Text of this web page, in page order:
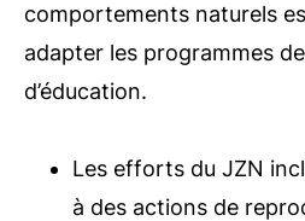
comportements naturels
adapter les programmes
d’éducation.
Les efforts du JZN
à des actions de